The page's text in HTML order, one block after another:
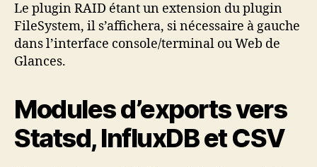
Le plugin RAID étant un extension du plugin
FileSystem, il s’affichera, si nécessaire à gauche
dans l’interface console/terminal ou Web de
Glances.
Modules d’exports vers
Statsd, InfluxDB et CSV